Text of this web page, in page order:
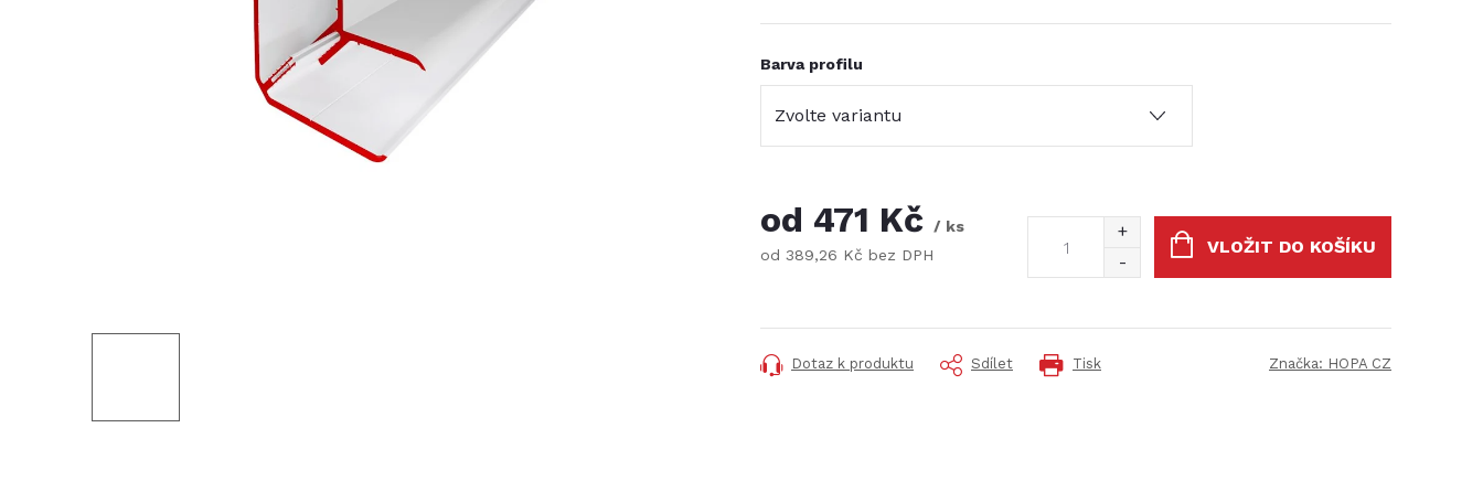
Barva profilu
od 471 Kč
/ ks
od 389,26 Kč bez DPH
VLOŽIT DO KOŠÍKU
Tisk
Dotaz k produktu Sdílet Značka: HOPA CZ